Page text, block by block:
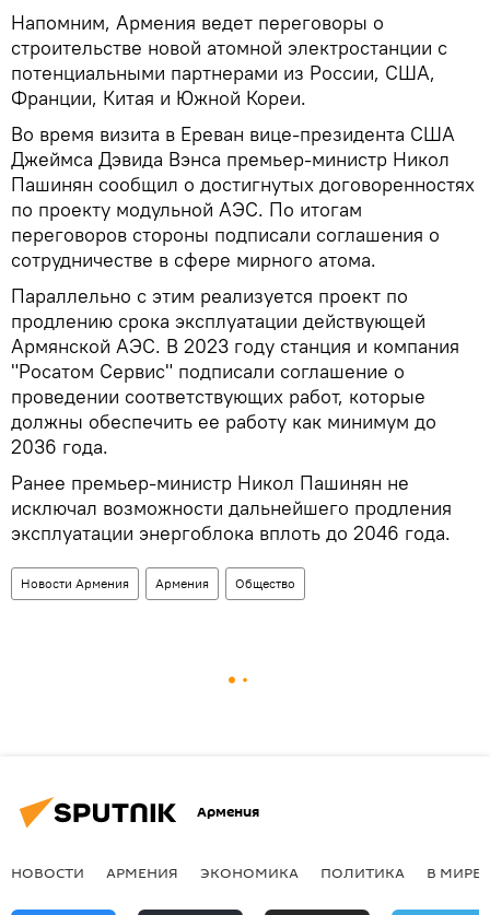
Напомним, Армения ведет переговоры о
строительстве новой атомной электростанции с
потенциальными партнерами из России, США,
Франции, Китая и Южной Кореи.
Во время визита в Ереван вице-президента США
Джеймса Дэвида Вэнса премьер-министр Никол
Пашинян сообщил о достигнутых договоренностях
по проекту модульной АЭС. По итогам
переговоров стороны подписали соглашения о
сотрудничестве в сфере мирного атома.
Параллельно с этим реализуется проект по
продлению срока эксплуатации действующей
Армянской АЭС. В 2023 году станция и компания
"Росатом Сервис" подписали соглашение о
проведении соответствующих работ, которые
должны обеспечить ее работу как минимум до
2036 года.
Ранее премьер-министр Никол Пашинян не
исключал возможности дальнейшего продления
эксплуатации энергоблока вплоть до 2046 года.
Новости Армения Армения Общество
Армения
НОВОСТИ АРМЕНИЯ ЭКОНОМИКА ПОЛИТИКА В МИРЕ